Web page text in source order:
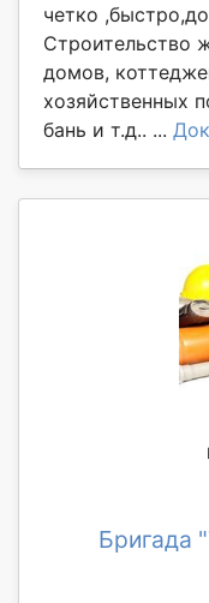
четко
Строительство
домов,
хозяйственных
бань и т.д.. ...
Бригада